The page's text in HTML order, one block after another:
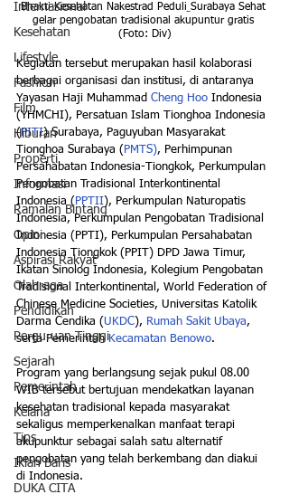
Internasional
Kesehatan
Lifestyle
Fashion
Film
Hiburan
Properti
Informasi
Ramalan Bintang
Opini
Aspirasi Rakyat
Olahraga
Pendidikan
Perguruan Tinggi
Sejarah
Pemerintah
Kelana
Tips
Iklan Baris
DUKA CITA
Bhakti Kesehatan Nakestrad Peduli Surabaya Sehat
gelar pengobatan tradisional akupuntur gratis
(Foto: Div)
Kegiatan tersebut merupakan hasil kolaborasi
berbagai organisasi dan institusi, di antaranya
Yayasan Haji Muhammad Cheng Hoo Indonesia
(YHMCHI), Persatuan Islam Tionghoa Indonesia
( PITI) Surabaya, Paguyuban Masyarakat
Tionghoa Surabaya ( PMTS), Perhimpunan
Persahabatan Indonesia-Tiongkok, Perkumpulan
Pengobatan Tradisional Interkontinental
Indonesia ( PPTII), Perkumpulan Naturopatis
Indonesia, Perkumpulan Pengobatan Tradisional
Indonesia (PPTI), Perkumpulan Persahabatan
Indonesia Tiongkok (PPIT) DPD Jawa Timur,
Ikatan Sinolog Indonesia, Kolegium Pengobatan
Tradisional Interkontinental, World Federation of
Chinese Medicine Societies, Universitas Katolik
Darma Cendika (UKDC), Rumah Sakit Ubaya,
serta Pemerintah Kecamatan Benowo.
Program yang berlangsung sejak pukul 08.00
WIB tersebut bertujuan mendekatkan layanan
kesehatan tradisional kepada masyarakat
sekaligus memperkenalkan manfaat terapi
akupunktur sebagai salah satu alternatif
pengobatan yang telah berkembang dan diakui
di Indonesia.